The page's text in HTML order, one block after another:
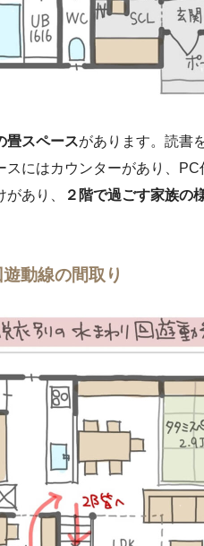
畳スペースがあります。読書
スにはカウンターがあり、
あり、
２階で過ごす家族の
動線の間取り